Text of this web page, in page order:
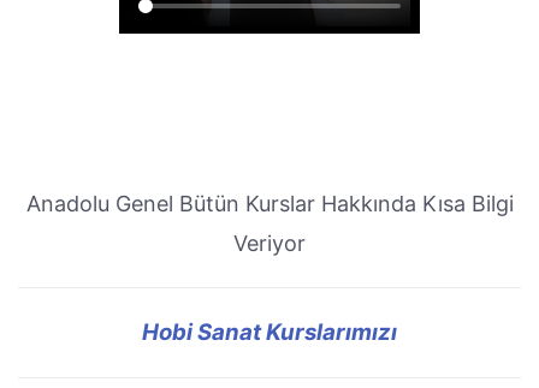
Anadolu Genel Bütün Kurslar Hakkında Kısa Bilgi
Veriyor
Hobi Sanat Kurslarımızı